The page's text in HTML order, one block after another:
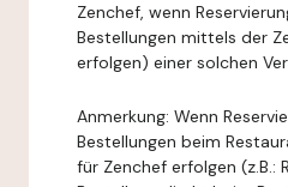
Zenchef, wenn
Bestellungen mittels der
erfolgen) einer solchen
Anmerkung: Wenn
Bestellungen beim
für Zenchef erfolgen (z.B.: